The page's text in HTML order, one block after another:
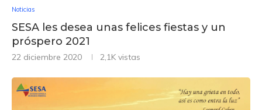
Noticias
SESA les desea unas felices fiestas y un
próspero 2021
22 diciembre 2020 2,1K vistas